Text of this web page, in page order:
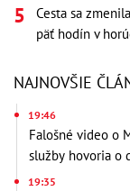
Cesta sa
päť hodín v
NAJNOVŠIE
19:46
Falošné video o
služby hovoria o
19:35